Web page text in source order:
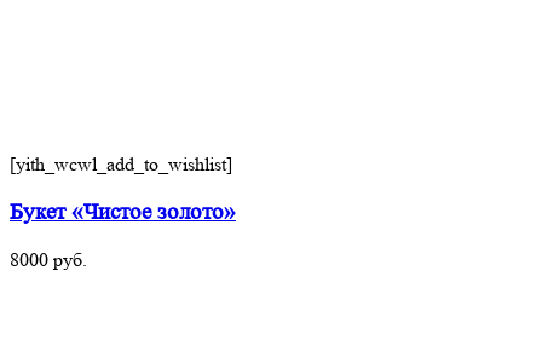
[yith_wcwl_add_to_wishlist]
Букет «Чистое золото»
8000 руб.